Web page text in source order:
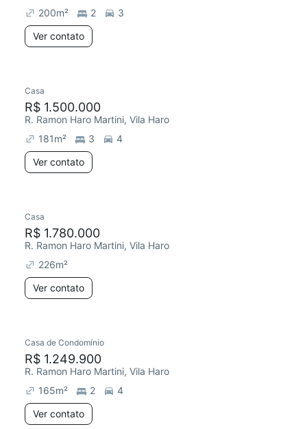
200m² 2
3
Ver contato
Casa
R$ 1.500.000
R. Ramon Haro Martini, Vila Haro
181m² 3
4
Ver contato
Casa
R$ 1.780.000
R. Ramon Haro Martini, Vila Haro
226m²
Ver contato
Casa de Condomínio
R$ 1.249.900
R. Ramon Haro Martini, Vila Haro
165m² 2
4
Ver contato